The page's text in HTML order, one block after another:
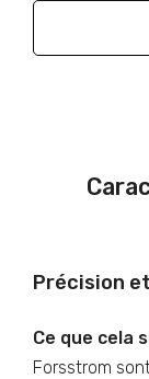
Précision
Ce que cela
Forsstrom